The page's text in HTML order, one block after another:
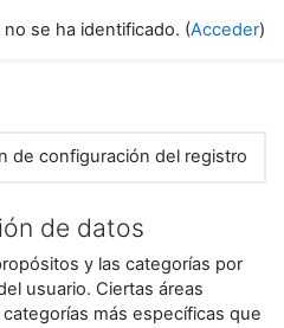
no se ha identificado. (Acceder)
de configuración del registro
de datos
y las categorías por
usuario. Ciertas áreas
más específicas que